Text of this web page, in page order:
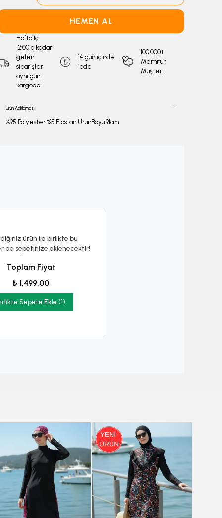
HEMEN AL
Hafta İçi
12:00 a kadar
gelen
siparişler
aynı gün
kargoda
14 gün içinde
iade
100.000+
Memnun
Müşteri
Ürün Açıklaması
%95 Polyester %5 Elastan;ÜrünBoyu:91cm
ürün ile birlikte bu
de sepetinize eklenecektir!
Toplam Fiyat
₺ 1,499.00
Sepete Ekle (1)